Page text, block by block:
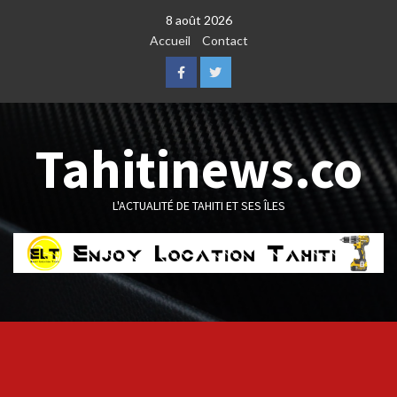
8 août 2026
Accueil
Contact
FacebookTwitter
Tahitinews.co
L'ACTUALITÉ DE TAHITI ET SES ÎLES